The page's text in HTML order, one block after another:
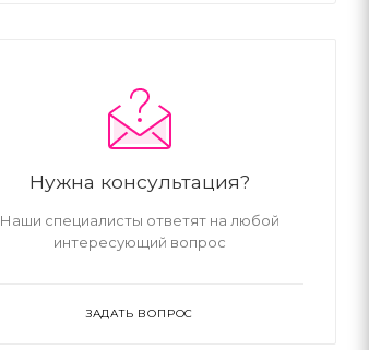
Нужна консультация?
Наши специалисты ответят на любой
интересующий вопрос
ЗАДАТЬ ВОПРОС